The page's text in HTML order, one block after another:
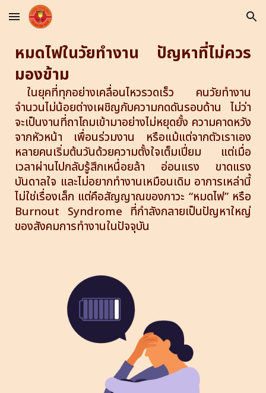
Skip to main content Skip to navigation
หมดไฟในวัยทำงาน ปัญหาที่ไม่ควร
มองข้าม
ในยุคที่ทุกอย่างเคลื่อนไหวรวดเร็ว คนวัยทำงาน
จำนวนไม่น้อยต่างเผชิญกับความกดดันรอบด้าน ไม่ว่า
จะเป็นงานที่ถาโถมเข้ามาอย่างไม่หยุดยั้ง ความคาดหวัง
จากหัวหน้า เพื่อนร่วมงาน หรือแม้แต่จากตัวเราเอง
หลายคนเริ่มต้นวันด้วยความตั้งใจเต็มเปี่ยม แต่เมื่อ
เวลาผ่านไปกลับรู้สึกเหนื่อยล้า อ่อนแรง ขาดแรง
บันดาลใจ และไม่อยากทำงานเหมือนเดิม อาการเหล่านี้
ไม่ใช่เรื่องเล็ก แต่คือสัญญาณของภาวะ “หมดไฟ” หรือ
Burnout Syndrome ที่กำลังกลายเป็นปัญหาใหญ่
ของสังคมการทำงานในปัจจุบัน